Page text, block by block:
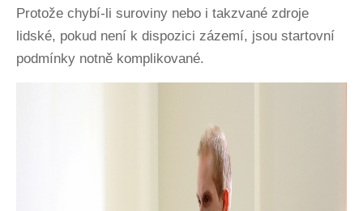
Protože chybí-li suroviny nebo i takzvané zdroje
lidské, pokud není k dispozici zázemí, jsou startovní
podmínky notně komplikované.